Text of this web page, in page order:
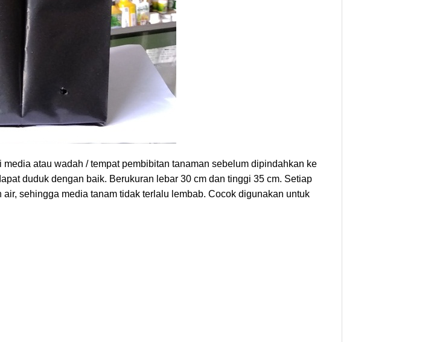
atau wadah / tempat pembibitan tanaman sebelum dipindahkan ke
duduk dengan baik. Berukuran lebar 30 cm dan tinggi 35 cm. Setiap
sehingga media tanam tidak terlalu lembab. Cocok digunakan untuk